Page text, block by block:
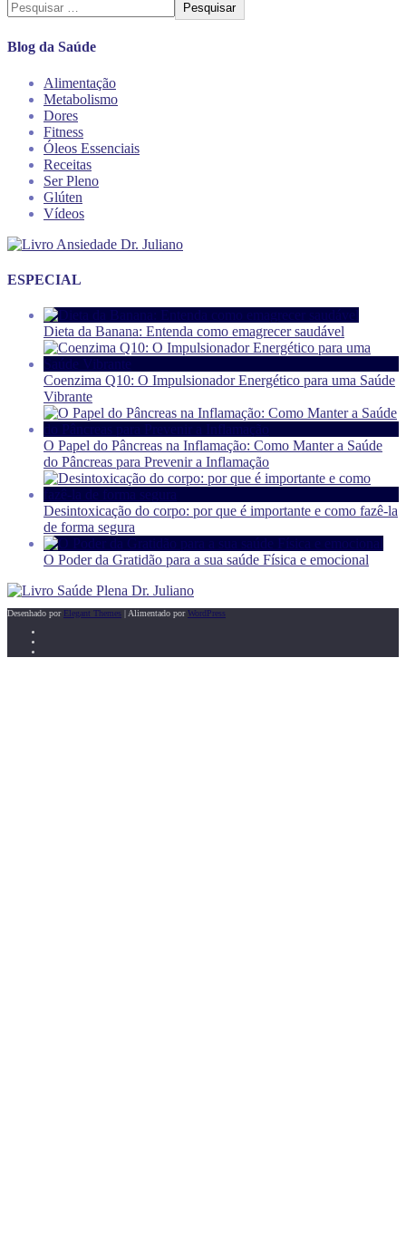
Pesquisar
Blog da Saúde
Alimentação
Metabolismo
Dores
Fitness
Óleos Essenciais
Receitas
Ser Pleno
Glúten
Vídeos
ESPECIAL
Dieta da Banana: Entenda como emagrecer saudável
Coenzima Q10: O Impulsionador Energético para uma Saúde
Vibrante
O Papel do Pâncreas na Inflamação: Como Manter a Saúde
do Pâncreas para Prevenir a Inflamação
Desintoxicação do corpo: por que é importante e como fazê-la
de forma segura
O Poder da Gratidão para a sua saúde Física e emocional
Desenhado por Elegant Themes | Alimentado porWordPress